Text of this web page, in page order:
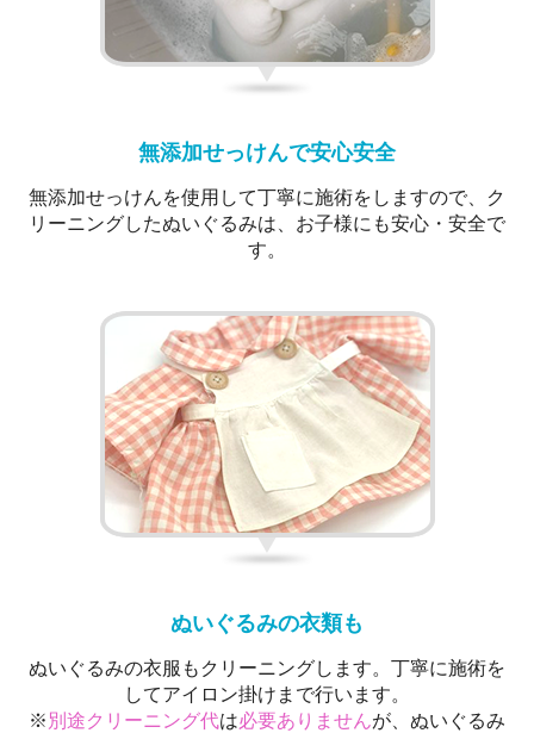
無添加せっけんで安心安全
無添加せっけんを使用して丁寧に施術をしますので、ク
リーニングしたぬいぐるみは、お子様にも安心・安全で
す。
ぬいぐるみの衣類も
ぬいぐるみの衣服もクリーニングします。丁寧に施術を
してアイロン掛けまで行います。
※ 別途クリーニング代は必要ありませんが、ぬいぐるみ